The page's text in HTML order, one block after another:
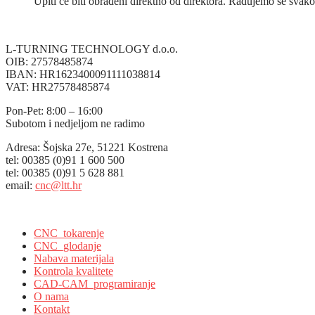
L-TURNING TECHNOLOGY d.o.o.
OIB: 27578485874
IBAN: HR1623400091111038814
VAT: HR27578485874
Pon-Pet: 8:00 – 16:00
Subotom i nedjeljom ne radimo
Adresa: Šojska 27e, 51221 Kostrena
tel: 00385 (0)91 1 600 500
tel: 00385 (0)91 5 628 881
email: cnc@ltt.hr
CNC_tokarenje
CNC_glodanje
Nabava materijala
Kontrola kvalitete
CAD-CAM_programiranje
O nama
Kontakt